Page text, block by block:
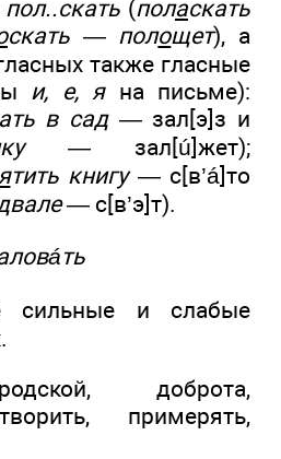
пол..скать (поласкать
скать — полощет), а
также гласные
и, е, яна письме):
в сад— зал[э]з и
— зал[ú]жет);
тить книгу— с[в’á]то
— с[в’э]т).
сильные и слабые
доброта,
примерять,